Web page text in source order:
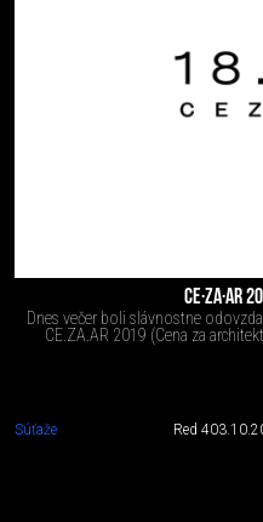
CE·ZA·AR
Dnes večer boli slávnostne
CE.ZA.AR 2019 (Cena za
Súťaže Red 4